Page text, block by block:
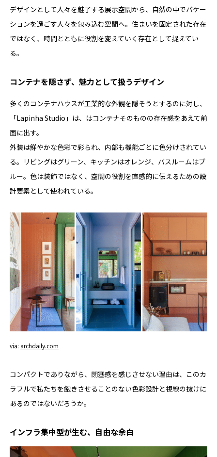
デザインとして人々を魅了する展示空間から、自然の中でバケー
ションを過ごす人々を包み込む空間へ。住まいを固定された存在
ではなく、時間とともに役割を変えていく存在として捉えてい
る。
コンテナを隠さず、魅力として扱うデザイン
多くのコンテナハウスが工業的な外観を隠そうとするのに対し、
「Lapinha Studio」は、はコンテナそのものの存在感をあえて前
面に出す。
外装は鮮やかな色彩で彩られ、内部も機能ごとに色分けされてい
る。リビングはグリーン、キッチンはオレンジ、バスルームはブ
ルー。色は装飾ではなく、空間の役割を直感的に伝えるための設
計要素として使われている。
via: archdaily.com
コンパクトでありながら、閉塞感を感じさせない理由は、このカ
ラフルで私たちを飽きさせることのない色彩設計と視線の抜けに
あるのではないだろうか。
インフラ集中型が生む、自由な余白